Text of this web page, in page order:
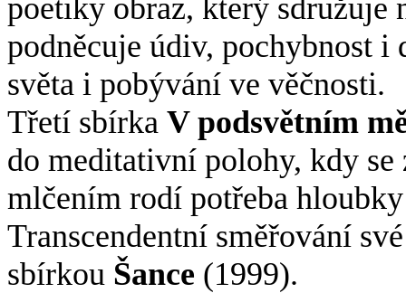
poetiky obraz, který sdružuje
podněcuje údiv, pochybnost
světa i pobývání ve věčnosti.
Třetí sbírka V podsvětním
do meditativní polohy, kdy se
mlčením rodí potřeba
Transcendentní směřování
sbírkou Šance (1999).